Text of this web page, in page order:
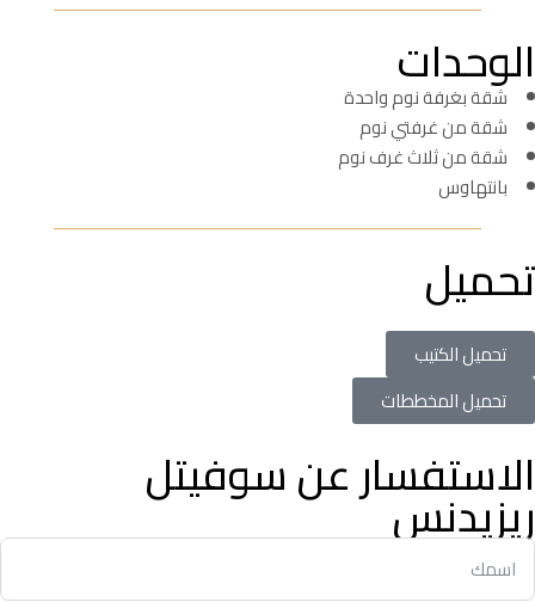
الوحدات
شقة بغرفة نوم واحدة
شقة من غرفتي نوم
شقة من ثلاث غرف نوم
بانتهاوس
تحميل
تحميل الكتيب
تحميل المخططات
الاستفسار عن سوفيتل
ريزيدنس